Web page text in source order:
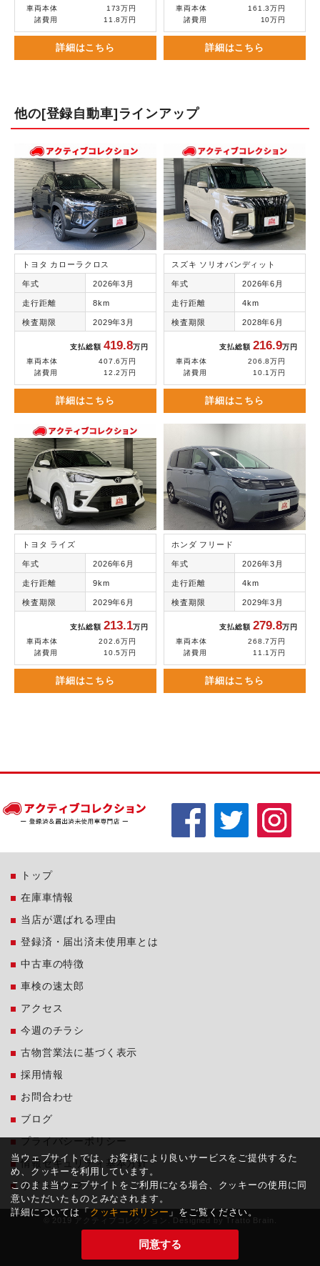
車両本体
173万円
諸費用
11.8万円
詳細はこちら
車両本体
161.3万円
諸費用
10万円
詳細はこちら
他の[登録自動車]ラインアップ
トヨタ カローラクロス
年式 2026年3月
走行距離 8km
検査期限 2029年3月
支払総額419.8万円
車両本体
407.6万円
諸費用
12.2万円
詳細はこちら
スズキ ソリオバンディット
年式 2026年6月
走行距離 4km
検査期限 2028年6月
支払総額216.9万円
車両本体
206.8万円
諸費用
10.1万円
詳細はこちら
トヨタ ライズ
年式 2026年6月
走行距離 9km
検査期限 2029年6月
支払総額213.1万円
車両本体
202.6万円
諸費用
10.5万円
詳細はこちら
ホンダ フリード
年式 2026年3月
走行距離 4km
検査期限 2029年3月
支払総額279.8万円
車両本体
268.7万円
諸費用
11.1万円
詳細はこちら
トップ
在庫車情報
当店が選ばれる理由
登録済・届出済未使用車とは
中古車の特徴
車検の速太郎
アクセス
今週のチラシ
古物営業法に基づく表示
採用情報
お問合わせ
ブログ
プライバシーポリシー
情報セキュリティ基本方針
サイトマップ
© 2019 アクティブコレクション. Designed by Tratto Brain
当ウェブサイトでは、お客様により良いサービスをご提供するた
め、クッキーを利用しています。
このまま当ウェブサイトをご利用になる場合、クッキーの使用に同
意いただいたものとみなされます。
詳細については「 クッキーポリシー 」をご覧ください。
同意する